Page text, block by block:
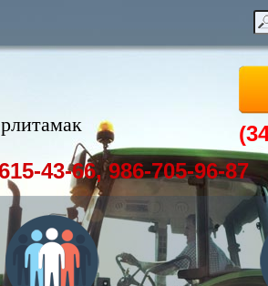
43-66, 986-705-96-87